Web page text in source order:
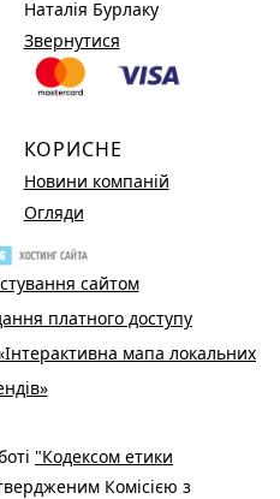
Наталія Бурлаку
Звернутися
КОРИСНЕ
Новини компаній
Огляди
сайтом
платного доступу
мапа локальних
"Кодексом етики
Комісією з